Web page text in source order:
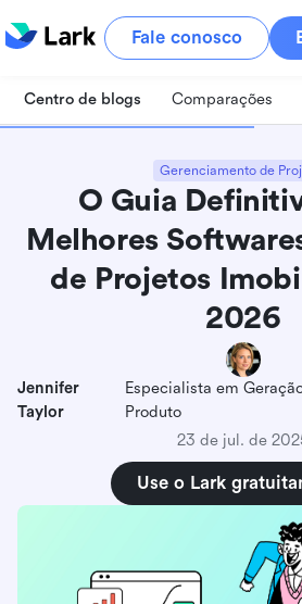
Fale conosco
Centro de blogs Comparações
Gerenciamento de
O Guia
Melhores
de Projetos
2026
Jennifer
Taylor
Especialista em
Produto
23 de jul. de
Use o Lark